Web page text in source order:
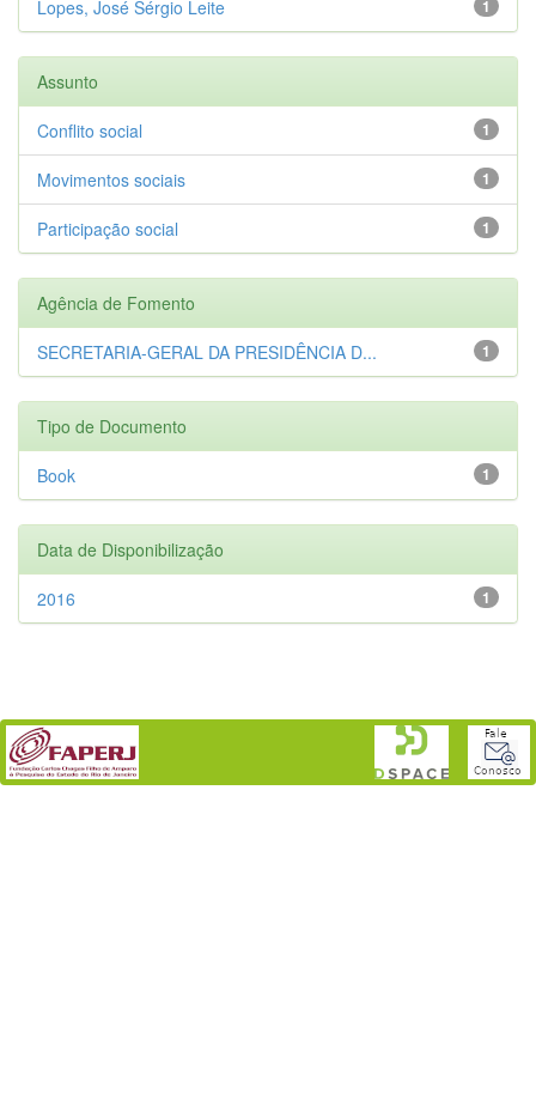
1
Lopes, José Sérgio Leite
Assunto
1
Conflito social
1
Movimentos sociais
1
Participação social
Agência de Fomento
1
SECRETARIA-GERAL DA PRESIDÊNCIA D...
Tipo de Documento
1
Book
Data de Disponibilização
1
2016